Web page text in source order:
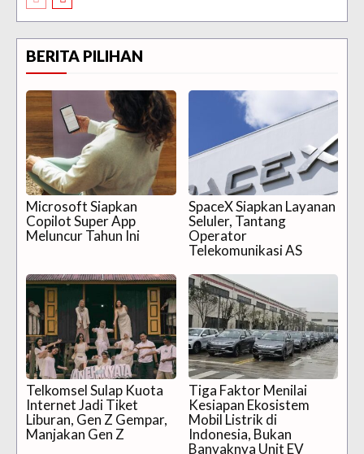
BERITA PILIHAN
Microsoft Siapkan
Copilot Super App
Meluncur Tahun Ini
SpaceX Siapkan Layanan
Seluler, Tantang
Operator
Telekomunikasi AS
Telkomsel Sulap Kuota
Internet Jadi Tiket
Liburan, Gen Z Gempar,
Manjakan Gen Z
Tiga Faktor Menilai
Kesiapan Ekosistem
Mobil Listrik di
Indonesia, Bukan
Banyaknya Unit EV